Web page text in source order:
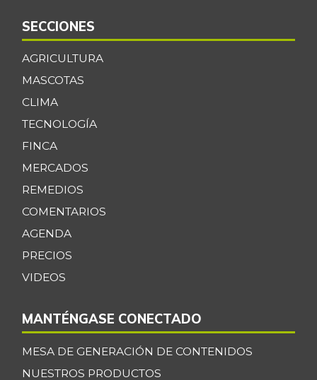
SECCIONES
AGRICULTURA
MASCOTAS
CLIMA
TECNOLOGÍA
FINCA
MERCADOS
REMEDIOS
COMENTARIOS
AGENDA
PRECIOS
VIDEOS
MANTÉNGASE CONECTADO
MESA DE GENERACIÓN DE CONTENIDOS
NUESTROS PRODUCTOS